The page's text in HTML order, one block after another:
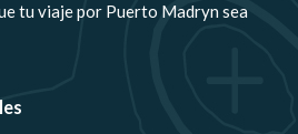
tu viaje por Puerto Madryn sea